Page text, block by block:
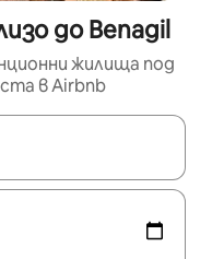
до Benagil
жилища под
в Airbnb
използвайте